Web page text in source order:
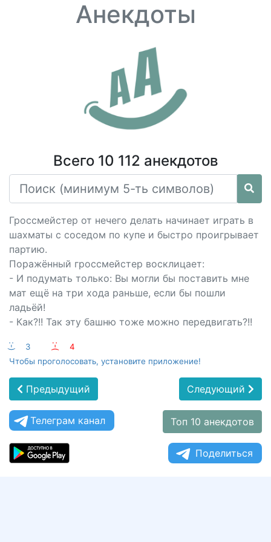
Анекдоты
Всего 10 112 анекдотов
Гроссмейстер от нечего делать начинает играть в
шахматы с соседом по купе и быстро проигрывает
партию.
Поражённый гроссмейстер восклицает:
- И подумать только: Вы могли бы поставить мне
мат ещё на три хода раньше, если бы пошли
ладьёй!
- Как?!! Так эту башню тоже можно передвигать?!!
:-) 3 :-(
4
Чтобы проголосовать, установите приложение!
Предыдущий Следующий
Телеграм канал Топ 10 анекдотов
Поделиться